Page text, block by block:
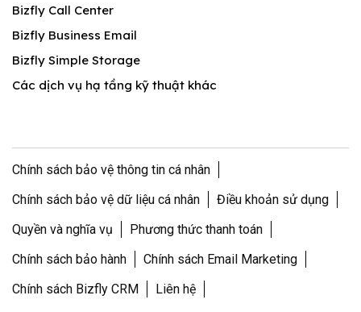
Bizfly Call Center
Bizfly Business Email
Bizfly Simple Storage
Các dịch vụ hạ tầng kỹ thuật khác
Chính sách bảo vệ thông tin cá nhân
Chính sách bảo vệ dữ liệu cá nhân
Điều khoản sử dụng
Quyền và nghĩa vụ
Phương thức thanh toán
Chính sách bảo hành
Chính sách Email Marketing
Chính sách Bizfly CRM
Liên hệ